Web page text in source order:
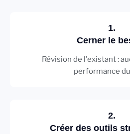
1.
Cerner le
Révision de l'existant :
performance
2.
Créer des outils